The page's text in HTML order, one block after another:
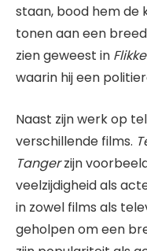
staan, bood hem de
tonen aan een
zien geweest in
waarin hij een
Naast zijn werk op
verschillende films.
Tangerzijn
veelzijdigheid als
in zowel films als
geholpen om een